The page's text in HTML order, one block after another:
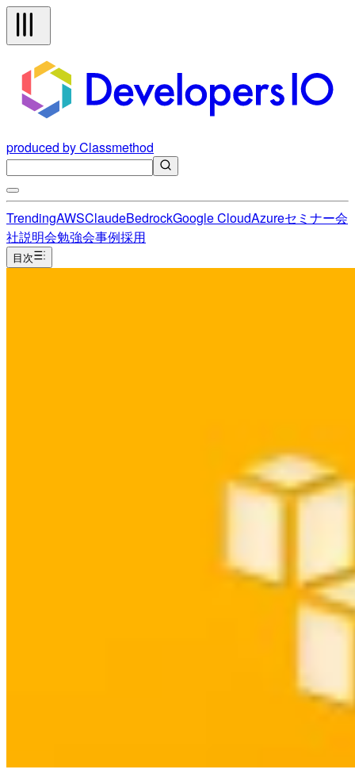
produced by Classmethod
TrendingAWSClaudeBedrockGoogle CloudAzureセミナー会
社説明会勉強会事例採用
目次